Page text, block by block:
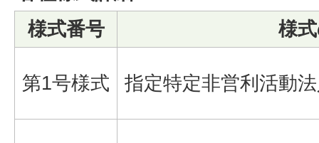
様式番号
様
第1号様式 指定特定非営利活動